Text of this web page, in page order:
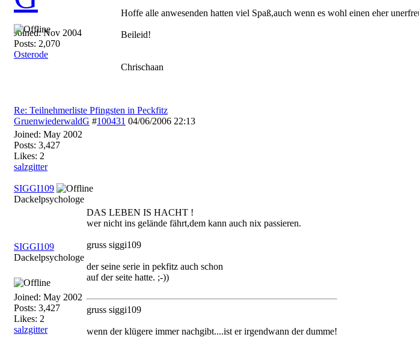
Joined:Nov 2004
Posts: 2,070
Osterode
Hoffe alle anwesenden hatten viel Spaß,auch wenn es wohl einen eher
Beileid!
Chrischaan
Re: Teilnehmerliste Pfingsten in Peckfitz
GruenwiederwaldG #100431 04/06/2006 22:13
Joined: May 2002
Posts: 3,427
Likes: 2
salzgitter
SIGGI109
Dackelpsychologe
SIGGI109
Dackelpsychologe
Joined: May 2002
Posts: 3,427
Likes: 2
salzgitter
DAS LEBEN IS HACHT !
wer nicht ins gelände fährt,dem kann auch nix passieren.
gruss siggi109
der seine serie in pekfitz auch schon
auf der seite hatte. ;-))
gruss siggi109
wenn der klügere immer nachgibt....ist er irgendwann der dumme!